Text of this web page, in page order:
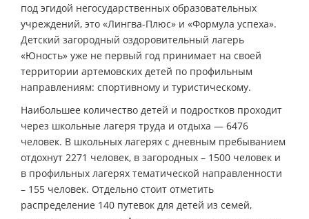
под эгидой негосударственных образовательных
учреждений, это «Лингва-Плюс» и «Формула успеха».
Детский загородный оздоровительный лагерь
«Юность» уже не первый год принимает на своей
территории артемовских детей по профильным
направлениям: спортивному и туристическому.
Наибольшее количество детей и подростков проходит
через школьные лагеря труда и отдыха — 6476
человек. В школьных лагерях с дневным пребыванием
отдохнут 2271 человек, в загородных – 1500 человек и
в профильных лагерях тематической направленности
– 155 человек. Отдельно стоит отметить
распределение 140 путевок для детей из семей,